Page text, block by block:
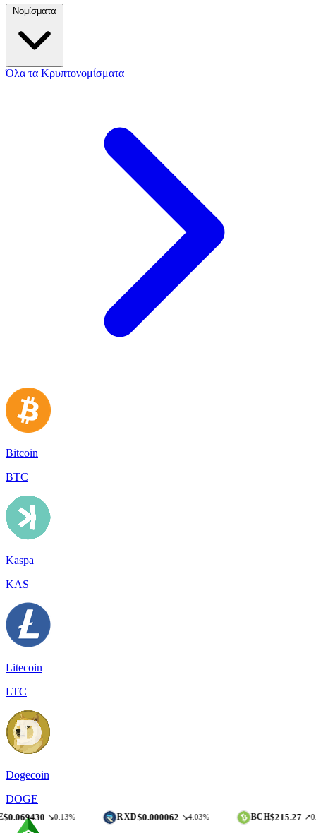
Νομίσματα
Όλα τα Κρυπτονομίσματα
Bitcoin
BTC
Kaspa
KAS
Litecoin
LTC
Dogecoin
DOGE
↘0.13% $0.000062 ↘4.03% $215.27 ↗0.15%